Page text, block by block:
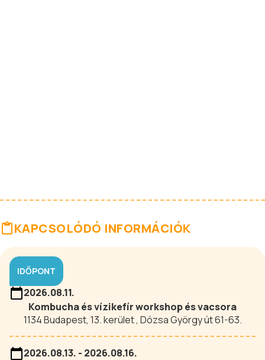
KAPCSOLÓDÓ INFORMÁCIÓK
IDŐPONT
2026.08.11.
Kombucha és vízikefír workshop és vacsora
1134 Budapest, 13. kerület , Dózsa György út 61-63.
2026.08.13. - 2026.08.16.